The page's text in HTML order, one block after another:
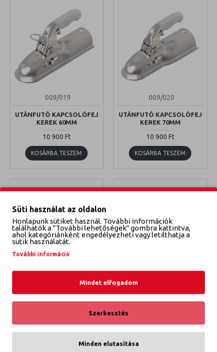
009/019
UTÁNFUTÓ KAPCSOLÓFEJ
KEREK 60MM
10 900 Ft
KOSÁRBA TESZEM
009/020
UTÁNFUTÓ KAPCSOLÓFEJ
KEREK 70MM
10 900 Ft
KOSÁRBA TESZEM
UTÁNFUTÓ KAPCSOLÓFEJ
SZÖGLETES 40MM
KOSÁRBA TESZEM
UTÁNFUTÓ KAPCSOLÓFEJ
SZÖGLETES 50MM
KOSÁRBA TESZEM
Süti használat az oldalon
Honlapunk sütiket használ. További információk
találhatók a "További lehetőségek" gombra kattintva,
ahol kategóriánként engedélyezheti vagy letilthatja a
sütik használatát.
További információ
Mindet elfogadom
Szerkesztés
Minden elutasítása